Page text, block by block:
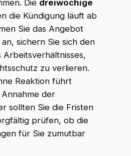
Die dreiwöchige
die Kündigung läuft ab
Sie das Angebot
sichern Sie sich den
Arbeitsverhältnisses,
zu verlieren.
Reaktion führt
der
sollten Sie die Fristen
prüfen, ob die
für Sie zumutbar